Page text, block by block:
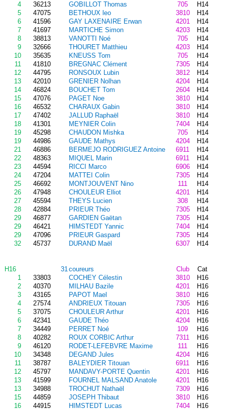
4
36213 GOBILLOT Thomas 705
H14
5
47075 BETHOUX leo 3810
H14
6
41596 GAY LAXENAIRE Erwan 4201
H14
7
41697 MARTICHE Simon 4203
H14
8
38813 VANOTTI Noé 705
H14
9
32666 THOURET Matthieu 4203
H14
10
35635 KNEUSS Tom 705
H14
11
41810 BREGNAC Clément 7305
H14
12
44795 RONSOUX Lubin 3812
H14
13
42010 GRENIER Nolhan 4204
H14
14
46824 BOUCHET Tom 2604
H14
15
47076 PAGET Noe 3810
H14
16
46532 CHARAUX Gabin 3810
H14
17
47402 JALLUD Raphaël 3810
H14
18
41301 MEYNIER Colin 7404
H14
19
45298 CHAUDON Mishka 705
H14
19
44986 GAUDE Mathys 4204
H14
21
46886 BERMEJO RODRIGUEZ Antoine 6911
H14
22
48363 MIQUEL Marin 6911
H14
23
44594 RICCI Marco 6906
H14
24
47204 MATTEI Colin 7305
H14
25
46692 MONTJOUVENT Nino 111
H14
26
47948 CHOULEUR Elliot 4201
H14
27
45594 THEYS Lucien 308
H14
28
42884 PRIEUR Théo 7305
H14
29
46877 GARDIEN Gaëtan 7305
H14
29
46421 HIMSTEDT Yannic 7404
H14
29
47096 PRIEUR Gaspard 7305
H14
32
45737 DURAND Maël 6307 H14
H16 31coureurs Club
Cat
1
33803 COCHEY Célestin 3810
H16
2
40370 MILHAU Bazile 4201
H16
3
43165 PAPOT Mael 3810
H16
4
27574 ANDRIEUX Titouan 7305
H16
5
37075 CHOULEUR Arthur 4201
H16
6
42341 GAUDE Théo 4204
H16
7
34449 PERRET Noé 109
H16
8
40282 ROUX CORBIC Arthur 7311
H16
9
46120 RODET-LEFEBVRE Maxime 111
H16
10
34348 DEGAND Jules 4204
H16
11
38787 BALEYDIER Titouan 6911
H16
12
45797 MANDAVY-PORTE Quentin 4201
H16
13
41599 FOURNEL MALSAND Anatole 4201
H16
13
34988 TROCHUT Nathaël 7309
H16
15
44859 JOSEPH Thibaut 3810
H16
16
44915 HIMSTEDT Lucas 7404
H16